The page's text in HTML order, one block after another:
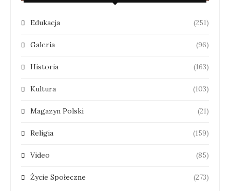
Edukacja (251)
Galeria (96)
Historia (163)
Kultura (103)
Magazyn Polski (21)
Religia (159)
Video (85)
Życie Społeczne (273)